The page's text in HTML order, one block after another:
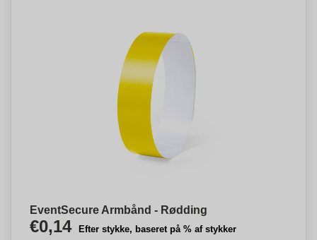
EventSecure Armbånd - Rødding
€0,14 Efter stykke, baseret på % af stykker